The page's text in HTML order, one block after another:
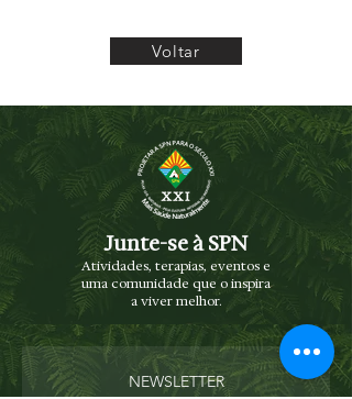
Voltar
Junte-se à SPN
Atividades, terapias, eventos e
uma comunidade que o inspira
a viver melhor.
NEWSLETTER